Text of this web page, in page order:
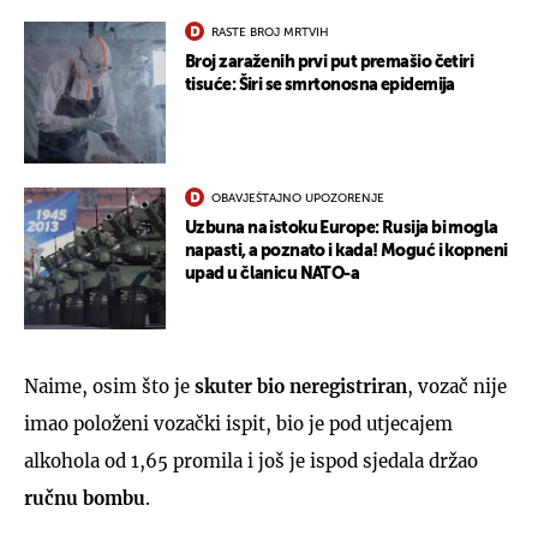
RASTE BROJ MRTVIH
Broj zaraženih prvi put premašio četiri
tisuće: Širi se smrtonosna epidemija
OBAVJEŠTAJNO UPOZORENJE
Uzbuna na istoku Europe: Rusija bi mogla
napasti, a poznato i kada! Moguć i kopneni
upad u članicu NATO-a
Naime, osim što je skuter bio neregistriran, vozač nije
imao položeni vozački ispit, bio je pod utjecajem
alkohola od 1,65 promila i još je ispod sjedala držao
ručnu bombu.